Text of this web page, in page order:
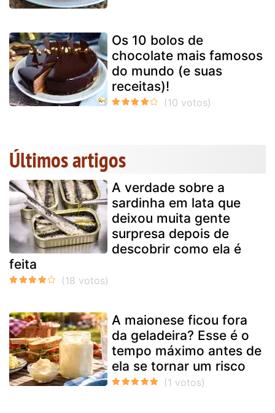
Os 10 bolos de
chocolate mais famosos
do mundo (e suas
receitas)!
Últimos artigos
A verdade sobre a
sardinha em lata que
deixou muita gente
surpresa depois de
descobrir como ela é
feita
A maionese ficou fora
da geladeira? Esse é o
tempo máximo antes de
ela se tornar um risco